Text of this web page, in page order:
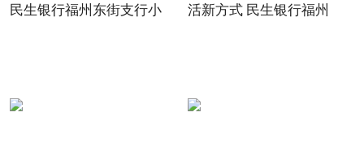
民生银行福州东街支行小
活新方式 民生银行福州